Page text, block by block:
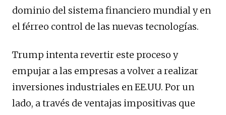
dominio del sistema financiero mundial y en
el férreo control de las nuevas tecnologías.
Trump intenta revertir este proceso y
empujar a las empresas a volver a realizar
inversiones industriales en EE.UU. Por un
lado, a través de ventajas impositivas que